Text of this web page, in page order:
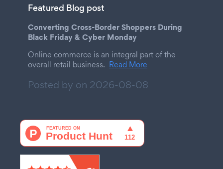
Featured Blog post
Converting Cross-Border Shoppers During
Black Friday & Cyber Monday
Online commerce is an integral part of the
overall retail business. Read More
Posted by on 2026-08-08